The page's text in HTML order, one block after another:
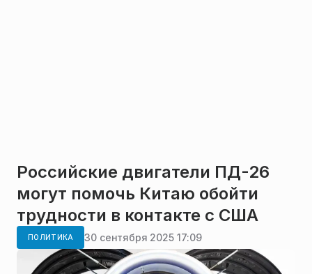
Российские двигатели ПД-26
могут помочь Китаю обойти
трудности в контакте с США
ПОЛИТИКА 30 сентября 2025 17:09